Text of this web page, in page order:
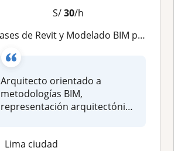
S/30/h
de Revit y Modelado BIM para Arquitectura | SketchUp, Render e IA aplicada
Arquitecto orientado a
metodologías BIM,
representación arquitectónica
Lima ciudad